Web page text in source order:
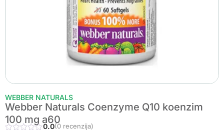
WEBBER NATURALS
Webber Naturals Coenzyme Q10 koenzim
100 mg a60
0.0(0 recenzija)